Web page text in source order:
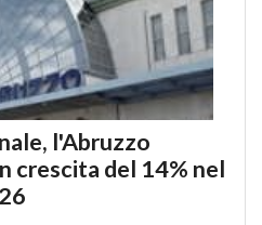
l'Abruzzo
crescita del 14% nel